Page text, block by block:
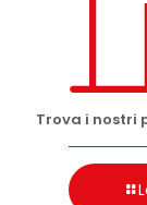
Trova i nostri